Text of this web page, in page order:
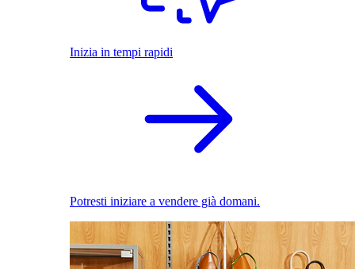
Inizia in tempi rapidi
Potresti iniziare a vendere già domani.